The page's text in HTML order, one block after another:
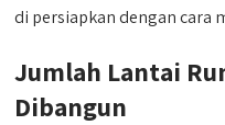
di persiapkan dengan cara
Jumlah Lantai
Dibangun